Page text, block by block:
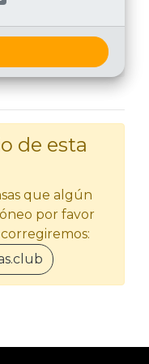
de esta
que algún
por favor